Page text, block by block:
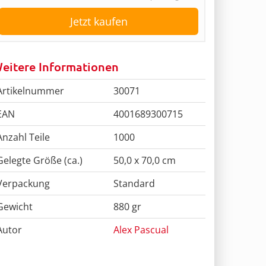
Jetzt kaufen
Informationen
30071
4001689300715
Teile
1000
Größe (ca.)
50,0 x 70,0 cm
Standard
880 gr
Alex Pascual